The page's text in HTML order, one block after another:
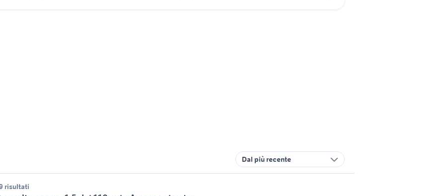
Dal più recente
risultati